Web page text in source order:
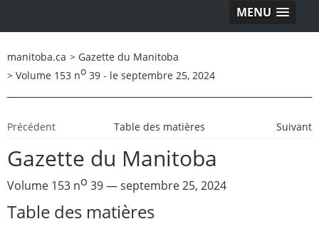
MENU
manitoba.ca > Gazette du Manitoba
> Volume 153 no 39 - le septembre 25, 2024
Précédent Table des matières Suivant
Gazette du Manitoba
Volume 153 no 39 — septembre 25, 2024
Table des matières